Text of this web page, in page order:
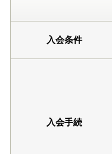
入会条件
入会手続